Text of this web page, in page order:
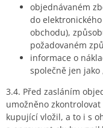
objednávaném
do
obchodu),
požadovaném
informace o
společně jen jako
3.4. Před zasláním
umožněno
kupující vložil, a to i s